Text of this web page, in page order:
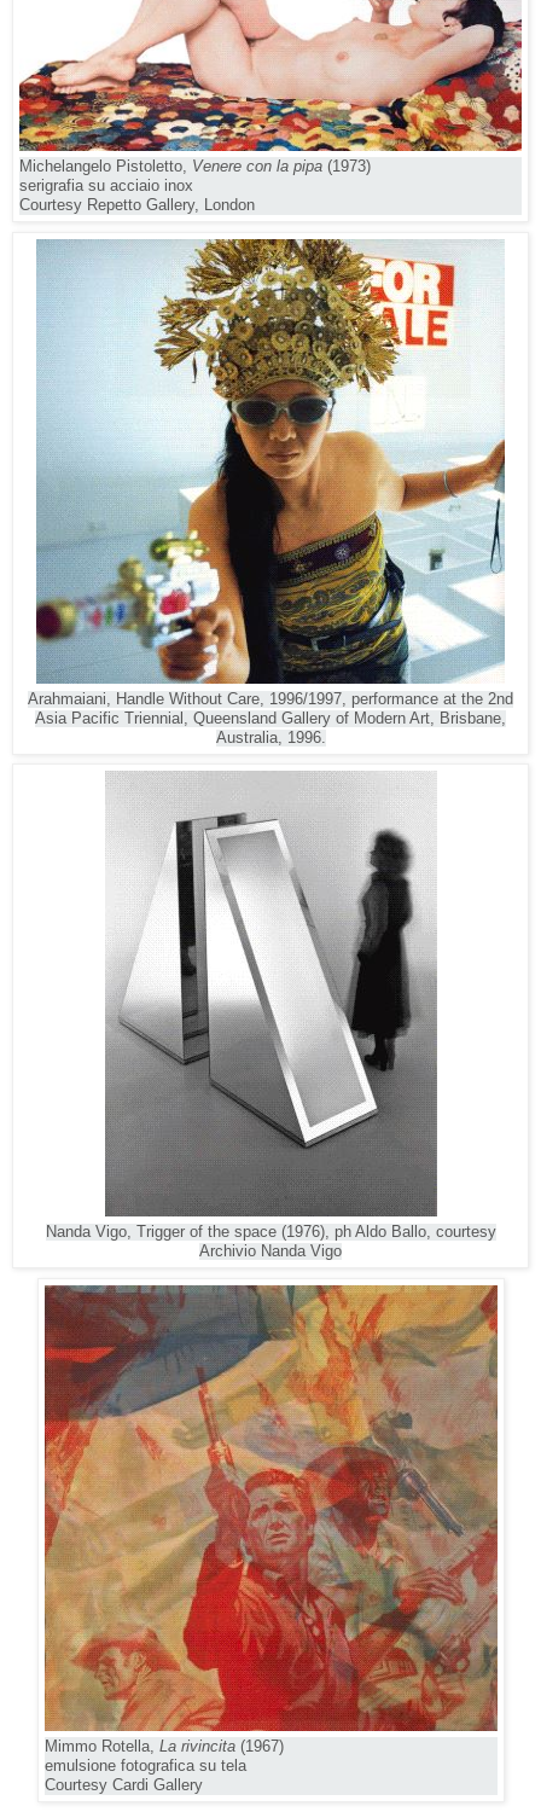
Michelangelo Pistoletto, Venere con la pipa (1973)
serigrafia su acciaio inox
Courtesy Repetto Gallery, London
Arahmaiani, Handle Without Care, 1996/1997, performance at the 2nd
Asia Pacific Triennial, Queensland Gallery of Modern Art, Brisbane,
Australia, 1996.
Nanda Vigo, Trigger of the space (1976), ph Aldo Ballo, courtesy
Archivio Nanda Vigo
Mimmo Rotella, La rivincita(1967)
emulsione fotografica su tela
Courtesy Cardi Gallery